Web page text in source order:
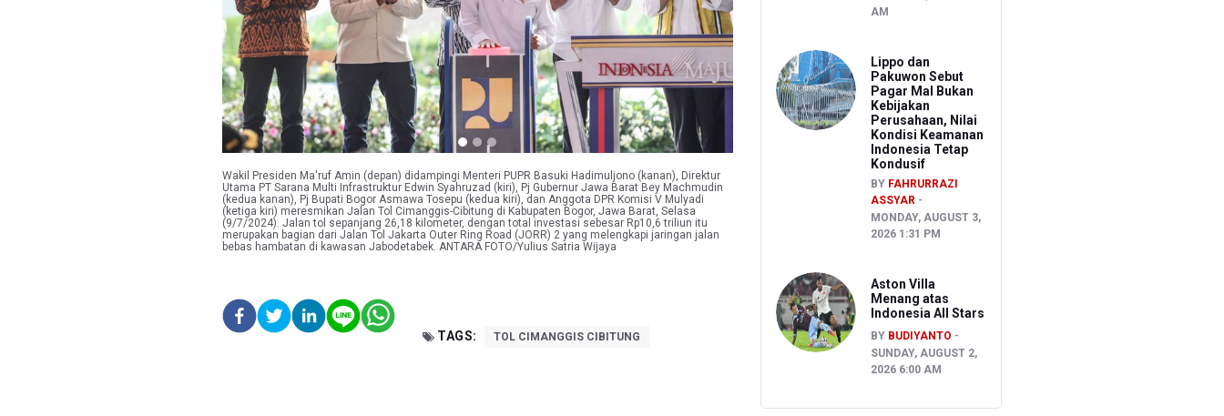
Wakil Presiden Ma'ruf Amin (depan) didampingi Menteri PUPR Basuki Hadimuljono (kanan), Direktur
Utama PT Sarana Multi Infrastruktur Edwin Syahruzad (kiri), Pj Gubernur Jawa Barat Bey Machmudin
(kedua kanan), Pj Bupati Bogor Asmawa Tosepu (kedua kiri), dan Anggota DPR Komisi V Mulyadi
(ketiga kiri) meresmikan Jalan Tol Cimanggis-Cibitung di Kabupaten Bogor, Jawa Barat, Selasa
(9/7/2024). Jalan tol sepanjang 26,18 kilometer, dengan total investasi sebesar Rp10,6 triliun itu
merupakan bagian dari Jalan Tol Jakarta Outer Ring Road (JORR) 2 yang melengkapi jaringan jalan
bebas hambatan di kawasan Jabodetabek. ANTARA FOTO/Yulius Satria Wijaya
TAGS: TOL CIMANGGIS CIBITUNG
AM
Lippo dan
Pakuwon Sebut
Pagar Mal Bukan
Kebijakan
Perusahaan, Nilai
Kondisi Keamanan
Indonesia Tetap
Kondusif
BY FAHRURRAZI
ASSYAR
MONDAY, AUGUST 3,
2026 1:31 PM
Aston Villa
Menang atas
Indonesia All Stars
BY BUDIYANTO
SUNDAY, AUGUST 2,
2026 6:00 AM